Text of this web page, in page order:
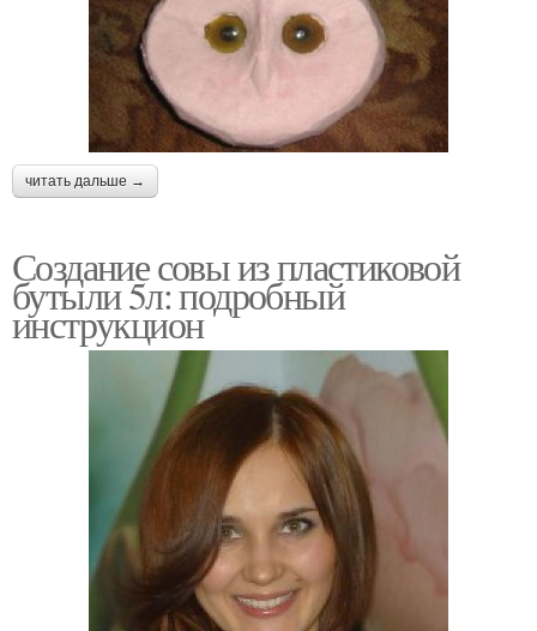
читать дальше →
Создание совы из пластиковой
бутыли 5л: подробный
инструкцион